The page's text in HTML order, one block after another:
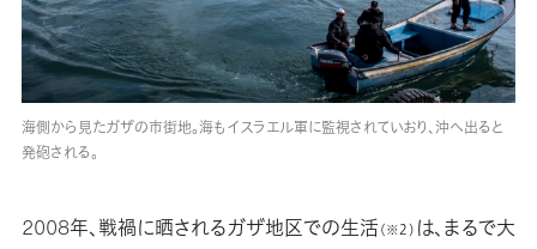
海側から見たガザの市街地。海もイスラエル軍に監視されていおり、沖へ出ると
発砲される。
2008年、戦禍に晒されるガザ地区での生活（※２） は、まるで大